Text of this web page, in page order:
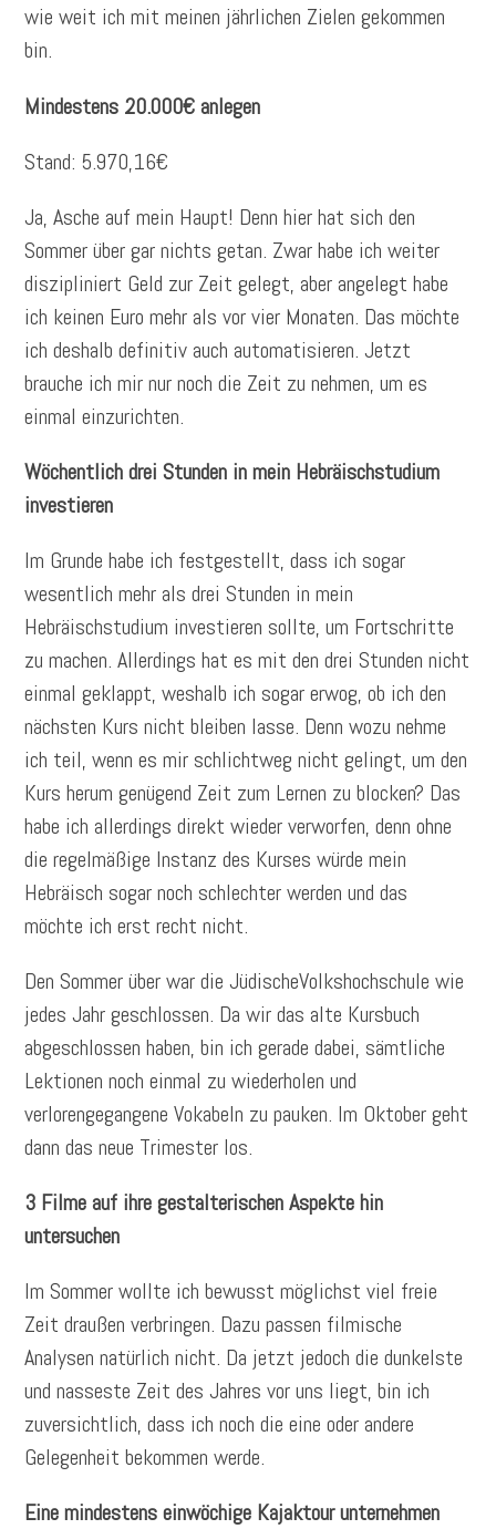
wie weit ich mit meinen jährlichen Zielen gekommen
bin.
Mindestens 20.000€ anlegen
Stand: 5.970,16€
Ja, Asche auf mein Haupt! Denn hier hat sich den
Sommer über gar nichts getan. Zwar habe ich weiter
diszipliniert Geld zur Zeit gelegt, aber angelegt habe
ich keinen Euro mehr als vor vier Monaten. Das möchte
ich deshalb definitiv auch automatisieren. Jetzt
brauche ich mir nur noch die Zeit zu nehmen, um es
einmal einzurichten.
Wöchentlich drei Stunden in mein Hebräischstudium
investieren
Im Grunde habe ich festgestellt, dass ich sogar
wesentlich mehr als drei Stunden in mein
Hebräischstudium investieren sollte, um Fortschritte
zu machen. Allerdings hat es mit den drei Stunden nicht
einmal geklappt, weshalb ich sogar erwog, ob ich den
nächsten Kurs nicht bleiben lasse. Denn wozu nehme
ich teil, wenn es mir schlichtweg nicht gelingt, um den
Kurs herum genügend Zeit zum Lernen zu blocken? Das
habe ich allerdings direkt wieder verworfen, denn ohne
die regelmäßige Instanz des Kurses würde mein
Hebräisch sogar noch schlechter werden und das
möchte ich erst recht nicht.
Den Sommer über war die JüdischeVolkshochschule wie
jedes Jahr geschlossen. Da wir das alte Kursbuch
abgeschlossen haben, bin ich gerade dabei, sämtliche
Lektionen noch einmal zu wiederholen und
verlorengegangene Vokabeln zu pauken. Im Oktober geht
dann das neue Trimester los.
3 Filme auf ihre gestalterischen Aspekte hin
untersuchen
Im Sommer wollte ich bewusst möglichst viel freie
Zeit draußen verbringen. Dazu passen filmische
Analysen natürlich nicht. Da jetzt jedoch die dunkelste
und nasseste Zeit des Jahres vor uns liegt, bin ich
zuversichtlich, dass ich noch die eine oder andere
Gelegenheit bekommen werde.
Eine mindestens einwöchige Kajaktour unternehmen